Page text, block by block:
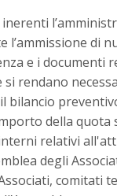
l’ammissione di
e i documenti
rendano
bilancio
della quota
relativi
degli
comitati